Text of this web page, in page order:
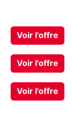
Voir l'offre
Voir l'offre
Voir l'offre